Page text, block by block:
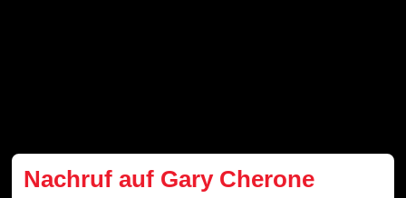
Nachruf auf Gary Cherone